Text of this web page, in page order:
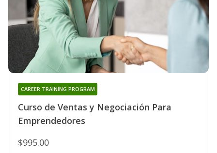
Curso de Ventas y Negociación Para
Emprendedores
CAREER TRAINING PROGRAM
$995.00